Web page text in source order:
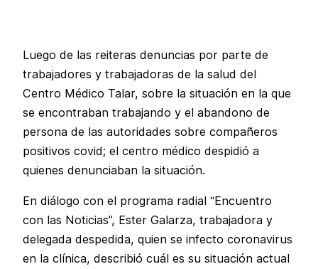
Luego de las reiteras denuncias por parte de
trabajadores y trabajadoras de la salud del
Centro Médico Talar, sobre la situación en la que
se encontraban trabajando y el abandono de
persona de las autoridades sobre compañeros
positivos covid; el centro médico despidió a
quienes denunciaban la situación.
En diálogo con el programa radial “Encuentro
con las Noticias”, Ester Galarza, trabajadora y
delegada despedida, quien se infecto coronavirus
en la clínica, describió cuál es su situación actual